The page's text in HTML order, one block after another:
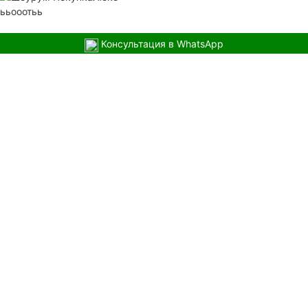
ььооотьь
Консультация в WhatsApp